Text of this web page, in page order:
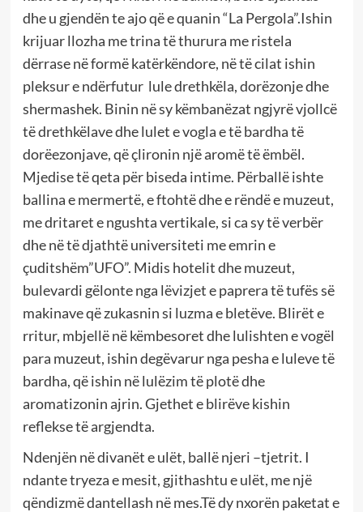
dhe u gjendën te ajo që e quanin “La Pergola”.Ishin
krijuar llozha me trina të thurura me ristela
dërrase në formë katërkëndore, në të cilat ishin
pleksur e ndërfutur lule drethkëla, dorëzonje dhe
shermashek. Binin në sy këmbanëzat ngjyrë vjollcë
të drethkëlave dhe lulet e vogla e të bardha të
dorëezonjave, që çlironin një aromë të ëmbël.
Mjedise të qeta për biseda intime. Përballë ishte
ballina e mermertë, e ftohtë dhe e rëndë e muzeut,
me dritaret e ngushta vertikale, si ca sy të verbër
dhe në të djathtë universiteti me emrin e
çuditshëm”UFO”. Midis hotelit dhe muzeut,
bulevardi gëlonte nga lëvizjet e paprera të tufës së
makinave që zukasnin si luzma e bletëve. Blirët e
rritur, mbjellë në këmbesoret dhe lulishten e vogël
para muzeut, ishin degëvarur nga pesha e luleve të
bardha, që ishin në lulëzim të plotë dhe
aromatizonin ajrin. Gjethet e blirëve kishin
reflekse të argjendta.
Ndenjën në divanët e ulët, ballë njeri –tjetrit. I
ndante tryeza e mesit, gjithashtu e ulët, me një
qëndizmë dantellash në mes.Të dy nxorën paketat e